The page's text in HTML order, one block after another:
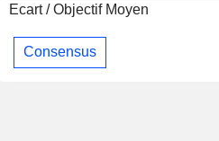
Ecart / Objectif Moyen
Consensus